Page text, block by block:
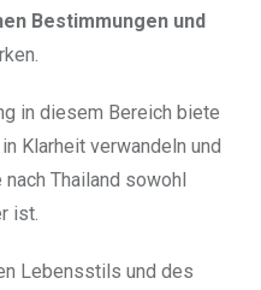
Bestimmungen und
in diesem Bereich biete
Klarheit verwandeln und
Thailand sowohl
ist.
Lebensstils und des